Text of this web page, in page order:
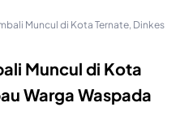
Muncul di Kota Ternate, Dinkes
Muncul di Kota
Warga Waspada